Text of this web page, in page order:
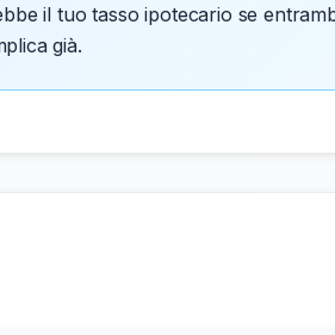
il tuo tasso ipotecario se
già.